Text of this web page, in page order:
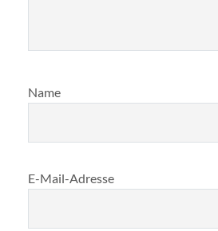
Name
E-Mail-Adresse